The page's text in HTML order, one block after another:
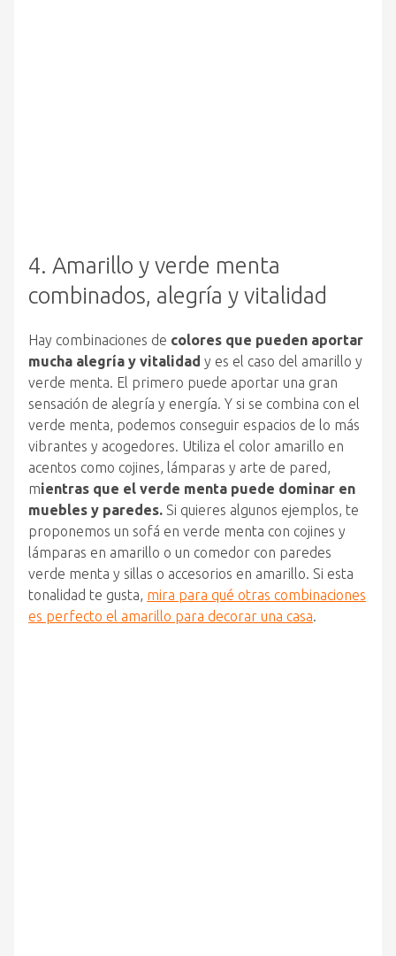
4. Amarillo y verde menta
combinados, alegría y vitalidad
Hay combinaciones de colores que pueden aportar
mucha alegría y vitalidad y es el caso del amarillo y
verde menta. El primero puede aportar una gran
sensación de alegría y energía. Y si se combina con el
verde menta, podemos conseguir espacios de lo más
vibrantes y acogedores. Utiliza el color amarillo en
acentos como cojines, lámparas y arte de pared,
mientras que el verde menta puede dominar en
muebles y paredes. Si quieres algunos ejemplos, te
proponemos un sofá en verde menta con cojines y
lámparas en amarillo o un comedor con paredes
verde menta y sillas o accesorios en amarillo. Si esta
tonalidad te gusta, mira para qué otras combinaciones
es perfecto el amarillo para decorar una casa.